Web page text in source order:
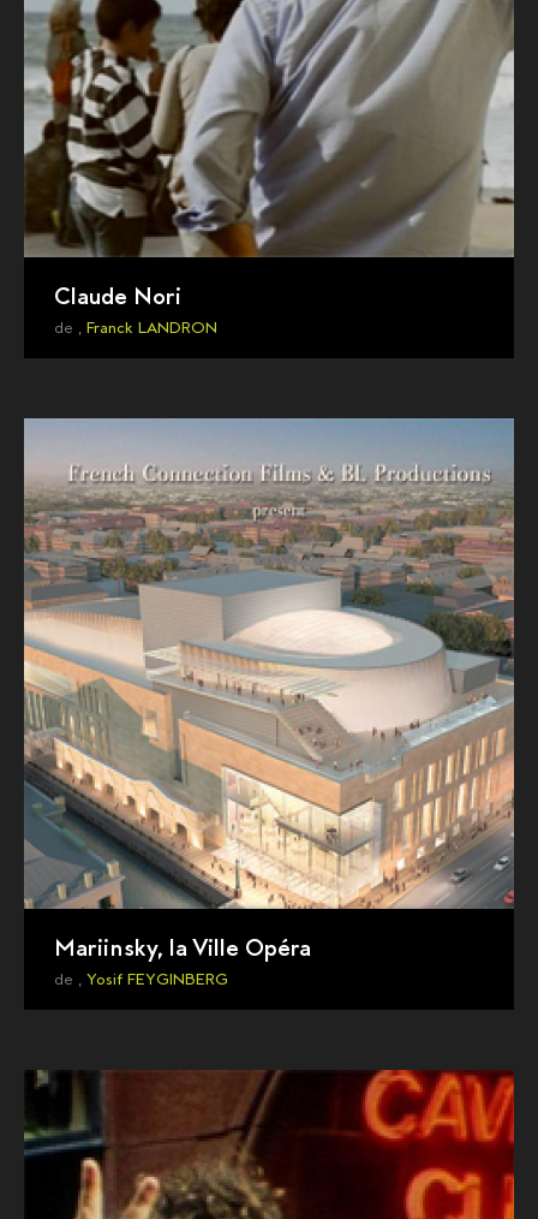
Claude Nori
de , Franck LANDRON
Mariinsky, la Ville Opéra
de , Yosif FEYGINBERG